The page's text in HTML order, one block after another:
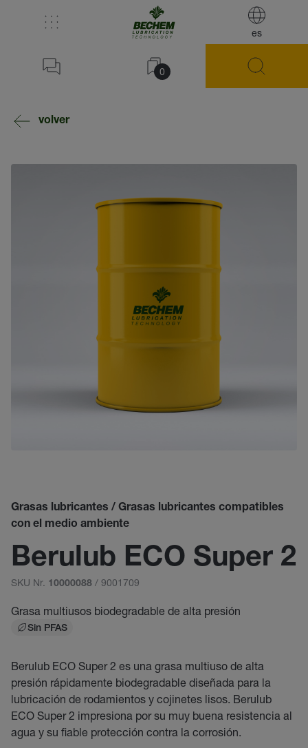
es
0
volver
Grasas lubricantes / Grasas lubricantes compatibles
con el medio ambiente
Berulub ECO Super 2
SKU Nr. 10000088 / 9001709
Grasa multiusos biodegradable de alta presión
Sin PFAS
Berulub ECO Super 2 es una grasa multiuso de alta
presión rápidamente biodegradable diseñada para la
lubricación de rodamientos y cojinetes lisos. Berulub
ECO Super 2 impresiona por su muy buena resistencia al
agua y su fiable protección contra la corrosión.